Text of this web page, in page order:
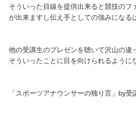
そういった目線を提供出来ると競技のフ
が出来ますし伝え手としての強みになる
他の受講生のプレゼンを聴いて沢山の違
そういったことに目を向けられるように
「スポーツアナウンサーの独り言」by受